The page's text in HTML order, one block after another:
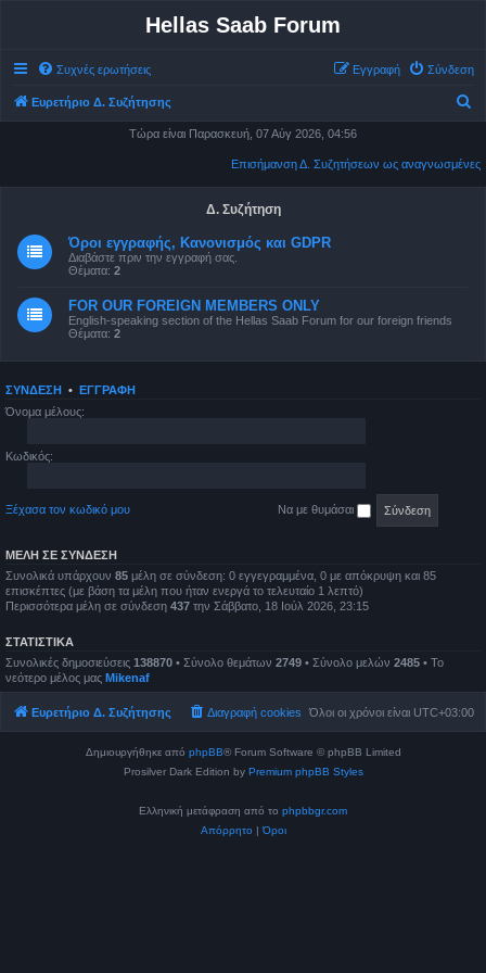
Hellas Saab Forum
Συχνές ερωτήσεις Σύνδεση
Εγγραφή
Ευρετήριο Δ. Συζήτησης
Τώρα είναι Παρασκευή, 07 Αύγ 2026, 04:56
Επισήμανση Δ. Συζητήσεων ως αναγνωσμένες
Δ. Συζήτηση
Όροι εγγραφής, Κανονισμός και GDPR
Διαβάστε πριν την εγγραφή σας.
Θέματα: 2
FOR OUR FOREIGN MEMBERS ONLY
English-speaking section of the Hellas Saab Forum for our foreign friends
Θέματα: 2
ΣΎΝΔΕΣΗ • ΕΓΓΡΑΦΉ
Όνομα μέλους:
Κωδικός:
Ξέχασα τον κωδικό μου Να με θυμάσαι
ΜΈΛΗ ΣΕ ΣΎΝΔΕΣΗ
Συνολικά υπάρχουν 85 μέλη σε σύνδεση: 0 εγγεγραμμένα, 0 με απόκρυψη και 85
επισκέπτες (με βάση τα μέλη που ήταν ενεργά το τελευταίο 1 λεπτό)
Περισσότερα μέλη σε σύνδεση 437 την Σάββατο, 18 Ιούλ 2026, 23:15
ΣΤΑΤΙΣΤΙΚΆ
Συνολικές δημοσιεύσεις 138870 • Σύνολο θεμάτων 2749 • Σύνολο μελών 2485 • Το
νεότερο μέλος μας Mikenaf
Ευρετήριο Δ. Συζήτησης Όλοι οι χρόνοι είναι UTC+03:00
Διαγραφή cookies
Δημιουργήθηκε από phpBB® Forum Software © phpBB Limited
Prosilver Dark Edition by Premium phpBB Styles
Ελληνική μετάφραση από το phpbbgr.com
Απόρρητο |Όροι